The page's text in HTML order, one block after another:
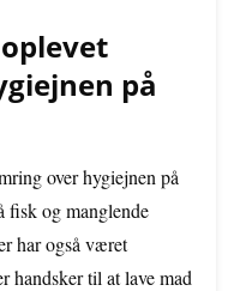
på
over hygiejnen på
fisk og manglende
har også været
handsker til at lave mad